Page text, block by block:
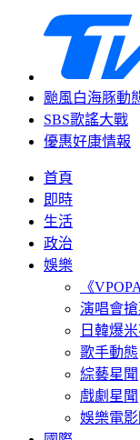
颱風白海豚動
SBS歌謠大戰
優惠好康情報
首頁
即時
生活
政治
娛樂
《
演唱會
日韓爆
歌手動態
綜藝星聞
戲劇星聞
娛樂電